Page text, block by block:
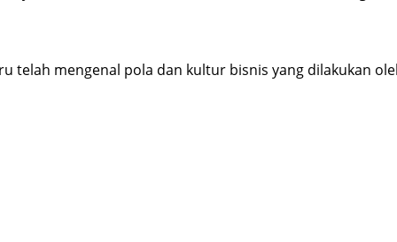
telah mengenal pola dan kultur bisnis yang dilakukan